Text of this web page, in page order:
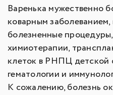
Варенька мужественно
коварным
болезненные
химиотерапии,
клеток в РНПЦ детской
гематологии и
К сожалению, болезнь